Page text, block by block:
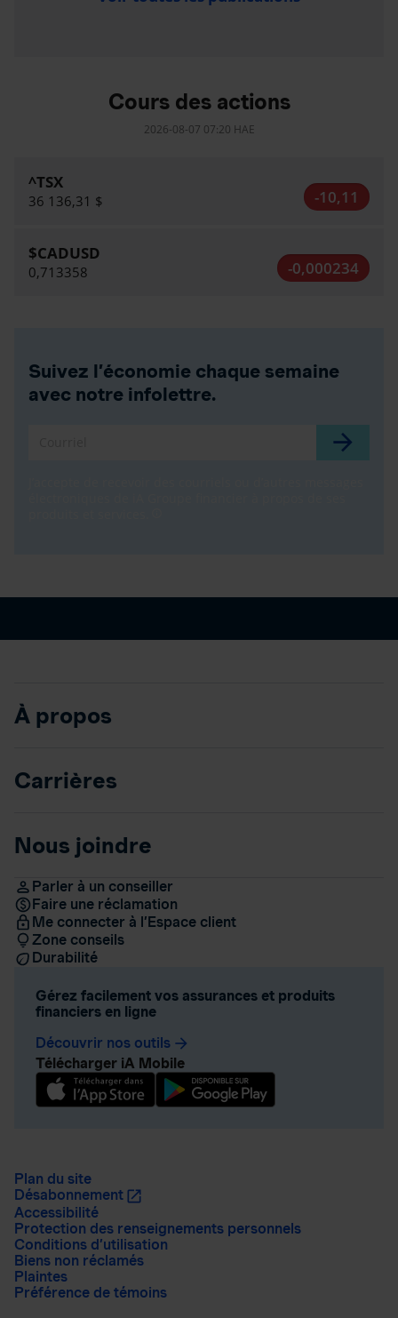
Cours des actions
2026-08-07 07:20 HAE
^TSX
36 136,31 $ -10,11
$CADUSD
0,713358 -0,000234
Suivez l’économie chaque semaine
avec notre infolettre.
À propos
Carrières
Nous joindre
Parler à un conseiller
Faire une réclamation
Me connecter à l’Espace client
Zone conseils
Durabilité
Gérez facilement vos assurances et produits
financiers en ligne
Découvrir nos outils arrow_forward
Télécharger iA Mobile
Plan du site
Désabonnement
Accessibilité
Protection des renseignements personnels
Conditions d’utilisation
Biens non réclamés
Plaintes
Préférence de témoins